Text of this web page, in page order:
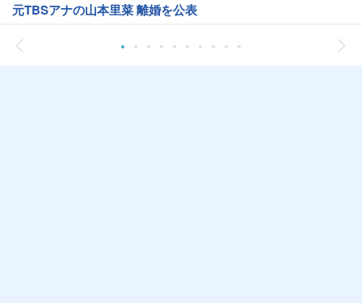
元TBSアナの山本里菜 離婚を公表